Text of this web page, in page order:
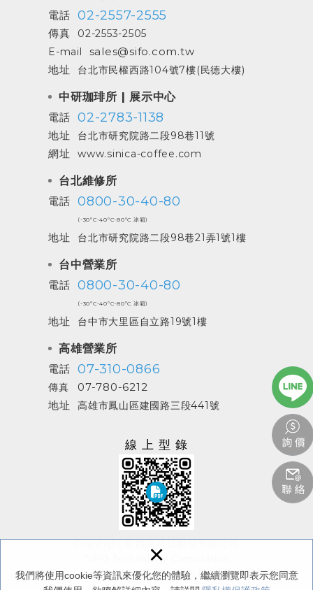
我們將使用cookie等資訊來優化您的體驗，繼續瀏覽即表示您同意
×
電話 02-2557-2555
傳真
02-2553-2505
E-mail
sales@sifo.com.tw
地址
台北市民權西路104號7樓(民德大樓)
中研珈琲所 | 展示中心
電話 02-2783-1138
地址 台北市研究院路二段98巷11號
網址 www.sinica-coffee.com
台北維修所
電話 0800-30-40-80
(-30ºC-40ºC-80ºC 冰箱)
地址 台北市研究院路二段98巷21弄1號1樓
台中營業所
電話 0800-30-40-80
(-30ºC-40ºC-80ºC 冰箱)
地址 台中市大里區自立路19號1樓
高雄營業所
電話 07-310-0866
傳真
07-780-6212
地址
高雄市鳳山區建國路三段441號
線上型錄
Copyright © 西河科技股份有限公司
SIFO Technology Corporation
All Rights Reserved./隱私權保護政策